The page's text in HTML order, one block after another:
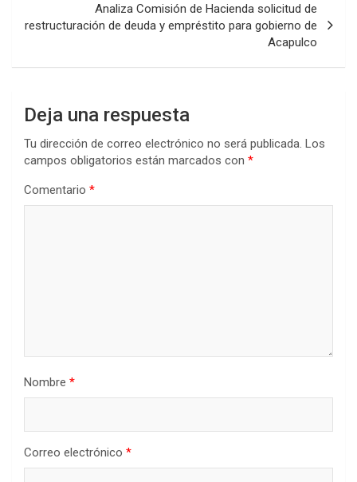
Analiza Comisión de Hacienda solicitud de
restructuración de deuda y empréstito para gobierno de
Acapulco
Deja una respuesta
Tu dirección de correo electrónico no será publicada. Los
campos obligatorios están marcados con *
Comentario *
Nombre *
Correo electrónico *